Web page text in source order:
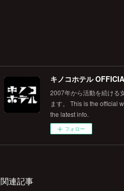
キノコホテル
2007年から活動を続ける
ます。 This is the official
the latest info.
フォロー
関連記事